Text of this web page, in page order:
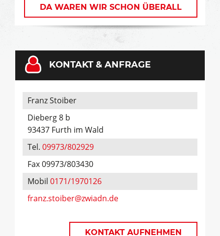
DA WAREN WIR SCHON ÜBERALL
KONTAKT & ANFRAGE
Franz Stoiber
Dieberg 8 b
93437 Furth im Wald
Tel. 09973/802929
Fax 09973/803430
Mobil 0171/1970126
franz.stoiber@zwiadn.de
KONTAKT AUFNEHMEN